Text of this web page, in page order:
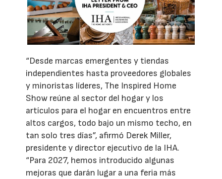
“Desde marcas emergentes y tiendas
independientes hasta proveedores globales
y minoristas líderes, The Inspired Home
Show reúne al sector del hogar y los
artículos para el hogar en encuentros entre
altos cargos, todo bajo un mismo techo, en
tan solo tres días”, afirmó Derek Miller,
presidente y director ejecutivo de la IHA.
“Para 2027, hemos introducido algunas
mejoras que darán lugar a una feria más